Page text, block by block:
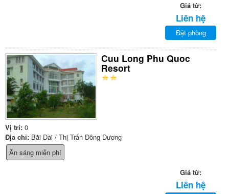
Giá từ:
Liên hệ
Đặt phòng
Cuu Long Phu Quoc
Resort
Vị trí: 0
Địa chỉ: Bãi Dài / Thị Trấn Đông Dương
Ăn sáng miễn phí
Giá từ:
Liên hệ